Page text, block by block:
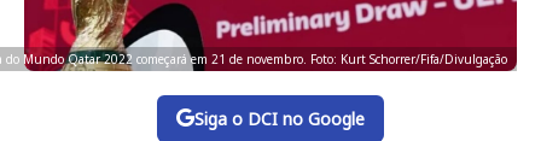
do Mundo Qatar 2022 começará em 21 de novembro. Foto: Kurt Schorrer/Fifa/Divulgação
Siga o DCI no Google